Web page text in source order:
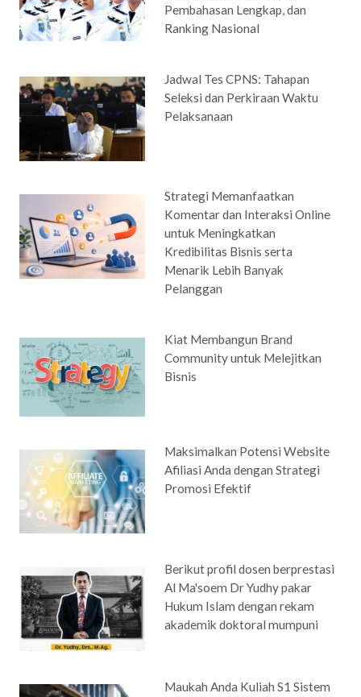
Pembahasan Lengkap, dan
Ranking Nasional
Jadwal Tes CPNS: Tahapan
Seleksi dan Perkiraan Waktu
Pelaksanaan
Strategi Memanfaatkan
Komentar dan Interaksi Online
untuk Meningkatkan
Kredibilitas Bisnis serta
Menarik Lebih Banyak
Pelanggan
Kiat Membangun Brand
Community untuk Melejitkan
Bisnis
Maksimalkan Potensi Website
Afiliasi Anda dengan Strategi
Promosi Efektif
Berikut profil dosen berprestasi
Al Ma'soem Dr Yudhy pakar
Hukum Islam dengan rekam
akademik doktoral mumpuni
Maukah Anda Kuliah S1 Sistem